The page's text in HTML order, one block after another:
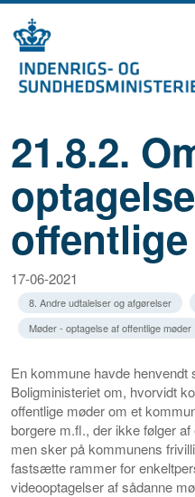
21.8.2.
17-06-2021
8. Andre udtalelser og afgørelser
Møder - optagelse af offentlige møder
En kommune havde henvendt
Boligministeriet om, hvorvidt
offentlige møder om et
borgere m.fl., der ikke følger
men sker på kommunens
fastsætte rammer for
videooptagelser af sådanne